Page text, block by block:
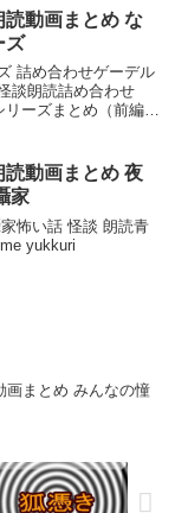
読動画まとめ な
ズ
詰め合わせゲーデル
談朗読詰め合わせ
リーズまとめ（前編）
不思議な話】おすす
読動画まとめ 夜
家
怖い話 怪談 朗読青
yukkuri
画まとめ みんなの憧